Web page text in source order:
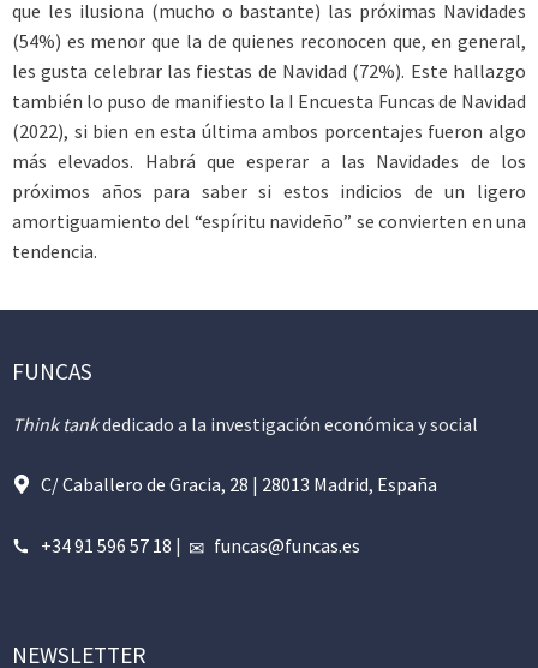
que les ilusiona (mucho o bastante) las próximas Navidades
(54%) es menor que la de quienes reconocen que, en general,
les gusta celebrar las fiestas de Navidad (72%). Este hallazgo
también lo puso de manifiesto la I Encuesta Funcas de Navidad
(2022), si bien en esta última ambos porcentajes fueron algo
más elevados. Habrá que esperar a las Navidades de los
próximos años para saber si estos indicios de un ligero
amortiguamiento del “espíritu navideño” se convierten en una
tendencia.
FUNCAS
Think tankdedicado a la investigación económica y social
C/ Caballero de Gracia, 28 | 28013 Madrid, España
+34 91 596 57 18 | funcas@funcas.es
NEWSLETTER